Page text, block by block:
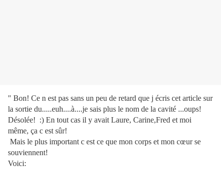
" Bon! Ce n est pas sans un peu de retard que j écris cet article sur
la sortie du.....euh....à....je sais plus le nom de la cavité ...oups!
Désolée! :) En tout cas il y avait Laure, Carine,Fred et moi
même, ça c est sûr!
Mais le plus important c est ce que mon corps et mon cœur se
souviennent!
Voici: